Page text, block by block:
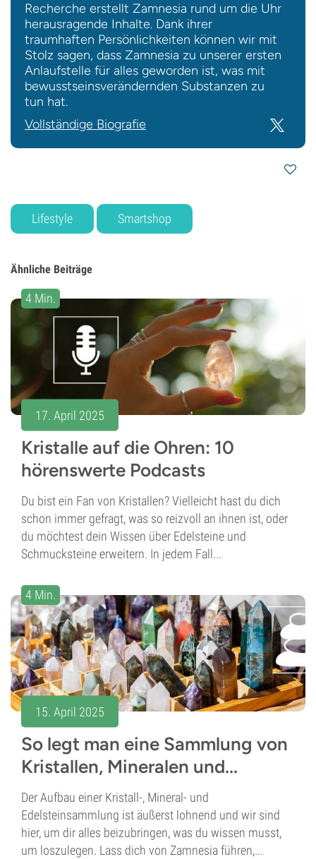
Recherche erstellt Zamnesia rund um die Uhr
herausragende Inhalte. Dank ihrer
traumhaften Persönlichkeiten können wir mit
Stolz sagen, dass Zamnesia zu unserer ersten
Anlaufstelle für alles geworden ist, was mit
bewusstseinsverändernden Substanzen zu
tun hat.
Vollständige Biografie
Lifestyle Smartshop
Ähnliche Beiträge
4 Min.
17. April 2025
Kristalle auf die Ohren: 10
hörenswerte Podcasts
Du bist ein Fan von Kristallen? Vielleicht hast du dich
schon immer gefragt, was so reizvoll an ihnen ist, oder
du möchtest dein Wissen über Edelsteine und
Schmucksteine erweitern. In jedem Fall...
4 Min.
15. April 2025
So legt man eine Sammlung von
Kristallen, Mineralen und...
Der Aufbau einer Kristall-, Mineral- und
Edelsteinsammlung ist äußerst lohnend und wir sind
hier, um dir alles beizubringen, was du wissen musst,
um loszulegen. Lass dich von Zamnesia führen,...